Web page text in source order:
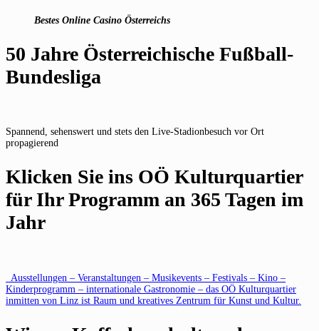
Bestes Online Casino Österreichs
50 Jahre Österreichische Fußball-
Bundesliga
Spannend, sehenswert und stets den Live-Stadionbesuch vor Ort
propagierend
Klicken Sie ins OÖ Kulturquartier
für Ihr Programm an 365 Tagen im
Jahr
Ausstellungen – Veranstaltungen – Musikevents – Festivals – Kino –
Kinderprogramm – internationale Gastronomie – das OÖ Kulturquartier
inmitten von Linz ist Raum und kreatives Zentrum für Kunst und Kultur.